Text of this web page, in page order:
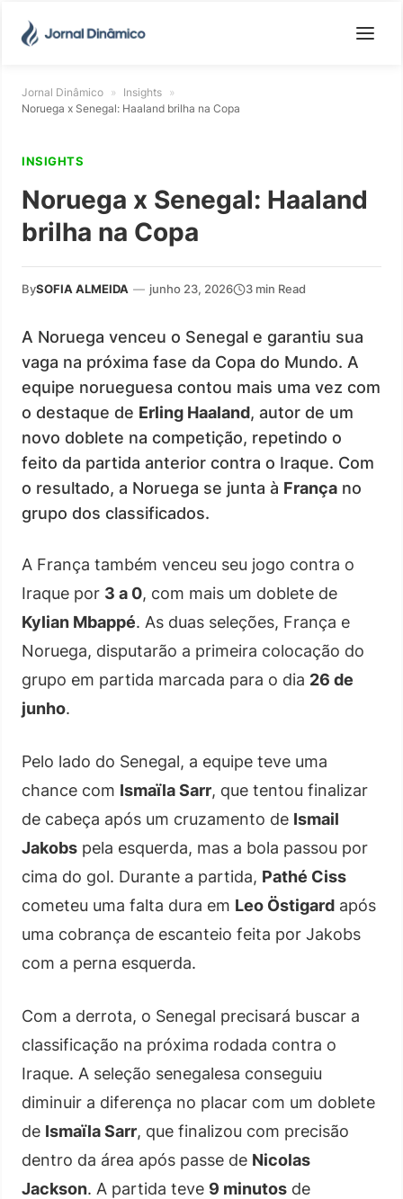
Jornal Dinâmico » Insights »
Noruega x Senegal: Haaland brilha na Copa
INSIGHTS
Noruega x Senegal: Haaland
brilha na Copa
BySOFIA ALMEIDA — junho 23, 2026 3 min Read
A Noruega venceu o Senegal e garantiu sua
vaga na próxima fase da Copa do Mundo. A
equipe norueguesa contou mais uma vez com
o destaque de Erling Haaland, autor de um
novo doblete na competição, repetindo o
feito da partida anterior contra o Iraque. Com
o resultado, a Noruega se junta à França no
grupo dos classificados.
A França também venceu seu jogo contra o
Iraque por 3 a 0, com mais um doblete de
Kylian Mbappé. As duas seleções, França e
Noruega, disputarão a primeira colocação do
grupo em partida marcada para o dia 26 de
junho.
Pelo lado do Senegal, a equipe teve uma
chance com Ismaïla Sarr, que tentou finalizar
de cabeça após um cruzamento de Ismail
Jakobs pela esquerda, mas a bola passou por
cima do gol. Durante a partida, Pathé Ciss
cometeu uma falta dura em Leo Östigard após
uma cobrança de escanteio feita por Jakobs
com a perna esquerda.
Com a derrota, o Senegal precisará buscar a
classificação na próxima rodada contra o
Iraque. A seleção senegalesa conseguiu
diminuir a diferença no placar com um doblete
de Ismaïla Sarr, que finalizou com precisão
dentro da área após passe de Nicolas
Jackson. A partida teve 9 minutos de